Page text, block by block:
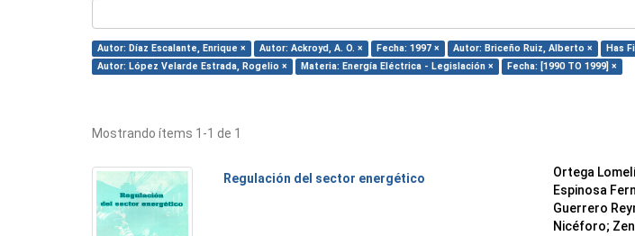
Autor: Díaz Escalante, Enrique × Autor: Ackroyd, A. O. × Fecha: 1997 × Autor: Briceño Ruiz, Alberto ×
Has
Autor: López Velarde Estrada, Rogelio ×
Materia: Energía Eléctrica - Legislación × Fecha: [1990 TO 1999] ×
Mostrando ítems 1-1 de 1
Regulación del sector energético
Ortega
Espinosa
Guerrero
Nicéforo;